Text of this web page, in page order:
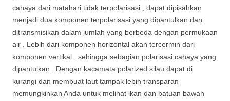
cahaya dari matahari tidak terpolarisasi , dapat dipisahkan
menjadi dua komponen terpolarisasi yang dipantulkan dan
ditransmisikan dalam jumlah yang berbeda dengan permukaan
air . Lebih dari komponen horizontal akan tercermin dari
komponen vertikal , sehingga sebagian polarisasi cahaya yang
dipantulkan . Dengan kacamata polarized silau dapat di
kurangi dan membuat laut tampak lebih transparan
memungkinkan Anda untuk melihat ikan dan batuan bawah